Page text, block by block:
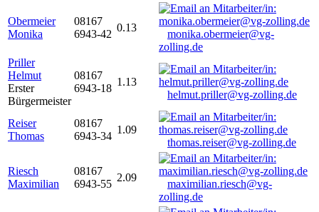
Obermeier
Monika
08167
6943-42
0.13
monika.obermeier@vg-
zolling.de
Priller
Helmut
Erster
Bürgermeister
08167
6943-18
1.13
helmut.priller@vg-zolling.de
Reiser
Thomas
08167
6943-34
1.09
thomas.reiser@vg-zolling.de
Riesch
Maximilian
08167
6943-55
2.09
maximilian.riesch@vg-
zolling.de